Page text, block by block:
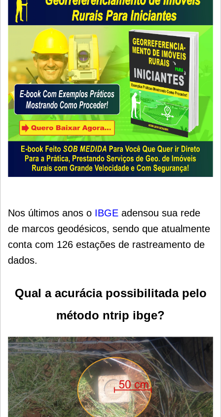
Nos últimos anos o IBGE adensou sua rede
de marcos geodésicos, sendo que atualmente
conta com 126 estações de rastreamento de
dados.
Qual a acurácia possibilitada pelo
método ntrip ibge?